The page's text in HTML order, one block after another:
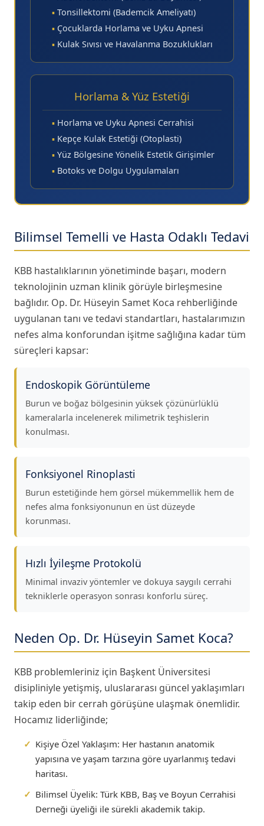
▪ Tonsillektomi (Bademcik Ameliyatı)
▪ Çocuklarda Horlama ve Uyku Apnesi
▪ Kulak Sıvısı ve Havalanma Bozuklukları
Horlama & Yüz Estetiği
▪ Horlama ve Uyku Apnesi Cerrahisi
▪ Kepçe Kulak Estetiği (Otoplasti)
▪ Yüz Bölgesine Yönelik Estetik Girişimler
▪ Botoks ve Dolgu Uygulamaları
Bilimsel Temelli ve Hasta Odaklı Tedavi
KBB hastalıklarının yönetiminde başarı, modern
teknolojinin uzman klinik görüyle birleşmesine
bağlıdır. Op. Dr. Hüseyin Samet Koca rehberliğinde
uygulanan tanı ve tedavi standartları, hastalarımızın
nefes alma konforundan işitme sağlığına kadar tüm
süreçleri kapsar:
Endoskopik Görüntüleme
Burun ve boğaz bölgesinin yüksek çözünürlüklü
kameralarla incelenerek milimetrik teşhislerin
konulması.
Fonksiyonel Rinoplasti
Burun estetiğinde hem görsel mükemmellik hem de
nefes alma fonksiyonunun en üst düzeyde
korunması.
Hızlı İyileşme Protokolü
Minimal invaziv yöntemler ve dokuya saygılı cerrahi
tekniklerle operasyon sonrası konforlu süreç.
Neden Op. Dr. Hüseyin Samet Koca?
KBB problemleriniz için Başkent Üniversitesi
disipliniyle yetişmiş, uluslararası güncel yaklaşımları
takip eden bir cerrah görüşüne ulaşmak önemlidir.
Hocamız liderliğinde;
✓ Kişiye Özel Yaklaşım: Her hastanın anatomik
yapısına ve yaşam tarzına göre uyarlanmış tedavi
haritası.
✓ Bilimsel Üyelik: Türk KBB, Baş ve Boyun Cerrahisi
Derneği üyeliği ile sürekli akademik takip.